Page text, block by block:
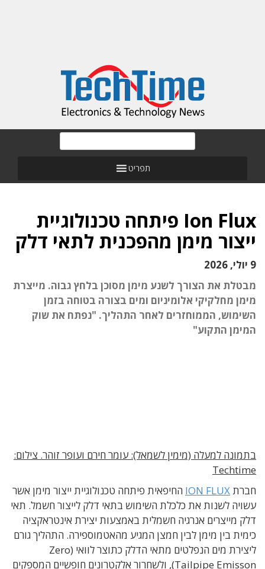
תפריט
Ion Flux פיתחה טכנולוגיית
ייצור מימן מהפכנית לתאי דלק
9 יולי, 2026
מבטלת את הצורך לשנע מימן מסוכן בלחץ גבוה. מייצרת
מימן מחלקיקי אלומיניום ומים בצורה בטוחה בזמן
השימוש, הממוחזרים לאחר התהליך. "נפתח את שוק
המימן התקוע"
בתמונה למעלה (מימין לשמאל): עומר חירם ועופר זוהר. צילום:
Techtime
חברת ION FLUX החיפאית פיתחה טכנולוגיית ייצור מימן אשר
עשויה לשנות את כלכלת השימוש בתאי דלק לייצור חשמל. תאי
דלק מייצרים אנרגיה חשמלית באמצעות יצירת אינטראקציה
כימית בין מימן לבין חמצן המגיע מהאטמוספירה. התהליך גורם
ליצירת מים הנפלטים מתאי הדלק כתוצר לוואי (Zero
Tailpipe Emisson), ולשחרור אלקטרונים חופשיים המספקים